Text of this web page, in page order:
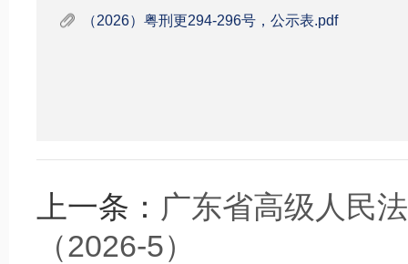
（2026）粤刑更294-296号，公示表.pdf
上一条： 广东省高级人民
（2026-5）